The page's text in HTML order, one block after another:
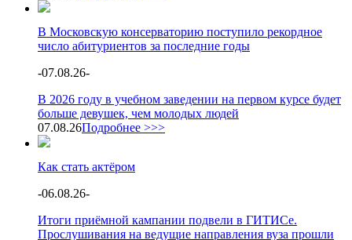
В Московскую консерваторию поступило рекордное
число абитуриентов за последние годы
-07.08.26-
В 2026 году в учебном заведении на первом курсе будет
больше девушек, чем молодых людей
07.08.26Подробнее >>>
Как стать актёром
-06.08.26-
Итоги приёмной кампании подвели в ГИТИСе.
Прослушивания на ведущие направления вуза прошли